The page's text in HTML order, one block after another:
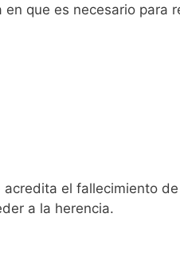
que es necesario para
el fallecimiento
a la herencia.